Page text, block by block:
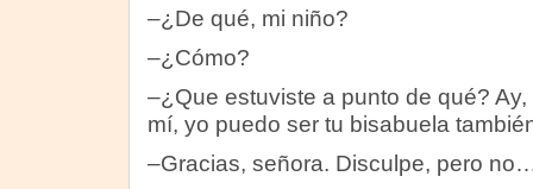
–¿De qué, mi niño?
–¿Cómo?
–¿Que estuviste a punto de qué?
mí, yo puedo ser tu bisabuela
–Gracias, señora. Disculpe, pero